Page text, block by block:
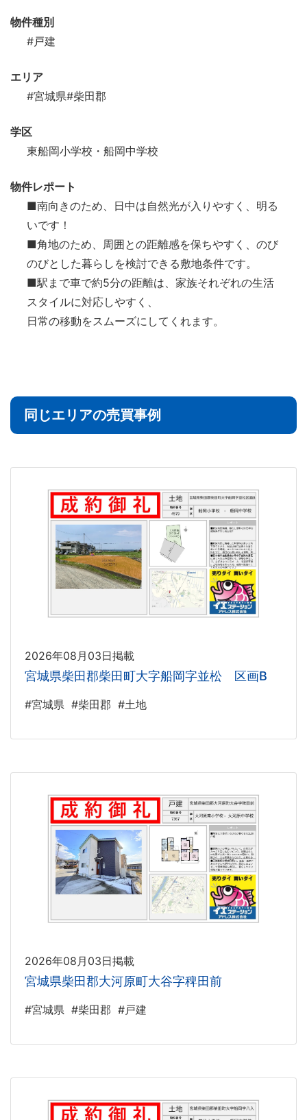
物件種別
#戸建
エリア
#宮城県#柴田郡
学区
東船岡小学校・船岡中学校
物件レポート
■南向きのため、日中は自然光が入りやすく、明る
いです！
■角地のため、周囲との距離感を保ちやすく、のび
のびとした暮らしを検討できる敷地条件です。
■駅まで車で約5分の距離は、家族それぞれの生活
スタイルに対応しやすく、
日常の移動をスムーズにしてくれます。
同じエリアの売買事例
2026年08月03日掲載
宮城県柴田郡柴田町大字船岡字並松 区画B
#宮城県 #柴田郡 #土地
2026年08月03日掲載
宮城県柴田郡大河原町大谷字稗田前
#宮城県 #柴田郡 #戸建